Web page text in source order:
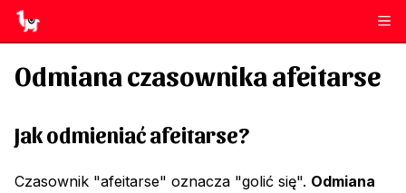
Odmiana czasownikaafeitarse
Jak odmieniaćafeitarse?
Czasownik "afeitarse" oznacza "golić się". Odmiana